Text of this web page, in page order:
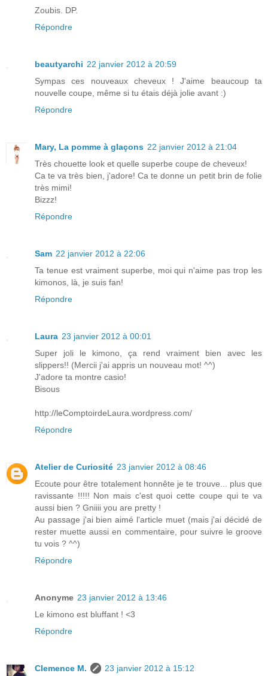
Zoubis. DP.
Répondre
beautyarchi 22 janvier 2012 à 20:59
Sympas ces nouveaux cheveux ! J'aime beaucoup ta
nouvelle coupe, même si tu étais déjà jolie avant :)
Répondre
Mary, La pomme à glaçons 22 janvier 2012 à 21:04
Très chouette look et quelle superbe coupe de cheveux!
Ca te va très bien, j'adore! Ca te donne un petit brin de folie
très mimi!
Bizzz!
Répondre
Sam 22 janvier 2012 à 22:06
Ta tenue est vraiment superbe, moi qui n'aime pas trop les
kimonos, là, je suis fan!
Répondre
Laura 23 janvier 2012 à 00:01
Super joli le kimono, ça rend vraiment bien avec les
slippers!! (Mercii j'ai appris un nouveau mot! ^^)
J'adore ta montre casio!
Bisous
http://leComptoirdeLaura.wordpress.com/
Répondre
Atelier de Curiosité 23 janvier 2012 à 08:46
Ecoute pour être totalement honnête je te trouve... plus que
ravissante !!!!! Non mais c'est quoi cette coupe qui te va
aussi bien ? Gniiii you are pretty !
Au passage j'ai bien aimé l'article muet (mais j'ai décidé de
rester muette aussi en commentaire, pour suivre le groove
tu vois ? ^^)
Répondre
Anonyme 23 janvier 2012 à 13:46
Le kimono est bluffant ! <3
Répondre
Clemence M.
23 janvier 2012 à 15:12